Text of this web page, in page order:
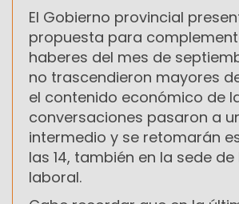
El Gobierno provincial
propuesta para
haberes del mes de
no trascendieron mayores
el contenido económico de
conversaciones pasaron a
intermedio y se retomarán
las 14, también en la sede
laboral.